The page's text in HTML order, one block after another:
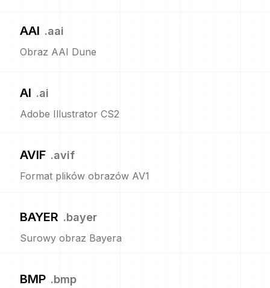
AAI .aai
Obraz AAI Dune
AI .ai
Adobe Illustrator CS2
AVIF .avif
Format plików obrazów AV1
BAYER .bayer
Surowy obraz Bayera
BMP .bmp